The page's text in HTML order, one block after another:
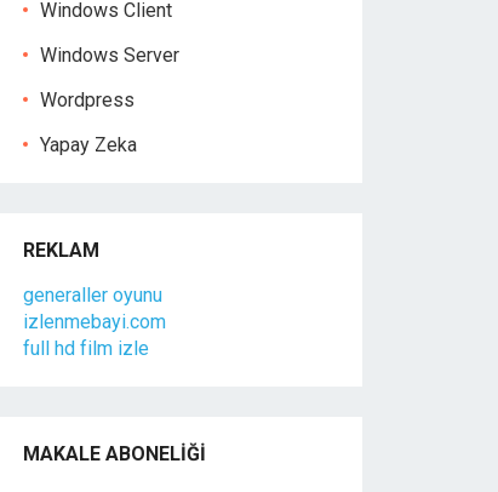
Windows Client
Windows Server
Wordpress
Yapay Zeka
REKLAM
generaller oyunu
izlenmebayi.com
full hd film izle
MAKALE ABONELIĞI